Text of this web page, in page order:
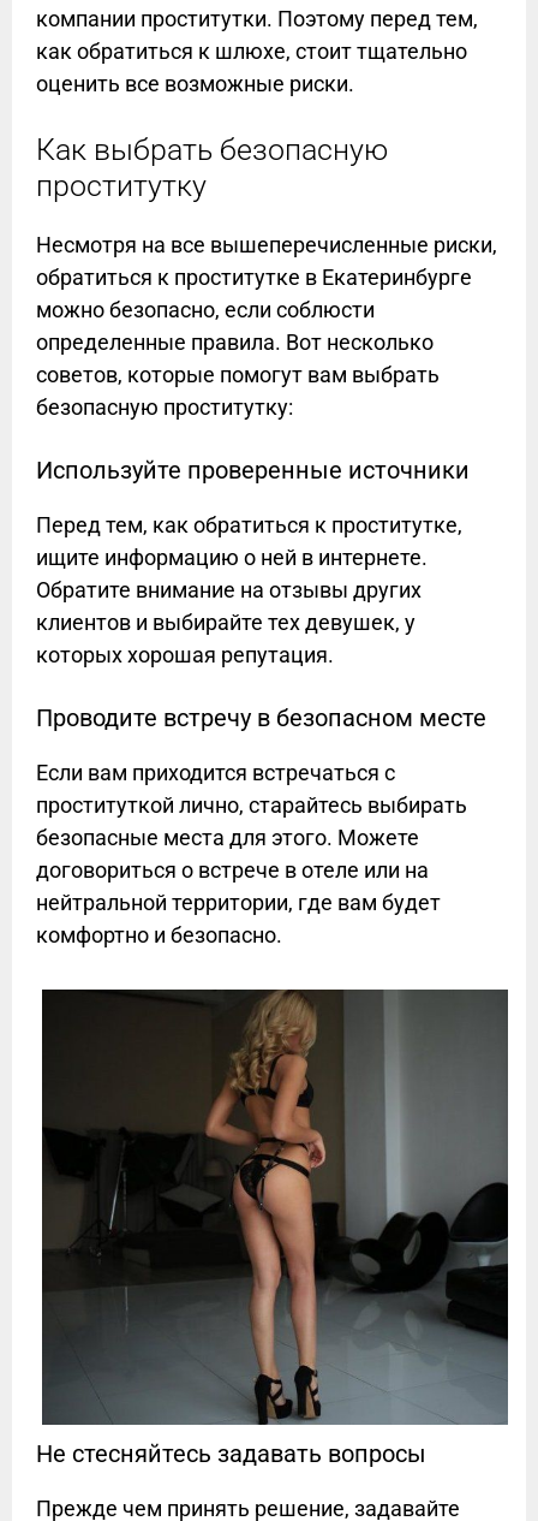
компании проститутки. Поэтому перед тем,
как обратиться к шлюхе, стоит тщательно
оценить все возможные риски.
Как выбрать безопасную
проститутку
Несмотря на все вышеперечисленные риски,
обратиться к проститутке в Екатеринбурге
можно безопасно, если соблюсти
определенные правила. Вот несколько
советов, которые помогут вам выбрать
безопасную проститутку:
Используйте проверенные источники
Перед тем, как обратиться к проститутке,
ищите информацию о ней в интернете.
Обратите внимание на отзывы других
клиентов и выбирайте тех девушек, у
которых хорошая репутация.
Проводите встречу в безопасном месте
Если вам приходится встречаться с
проституткой лично, старайтесь выбирать
безопасные места для этого. Можете
договориться о встрече в отеле или на
нейтральной территории, где вам будет
комфортно и безопасно.
Не стесняйтесь задавать вопросы
Прежде чем принять решение, задавайте